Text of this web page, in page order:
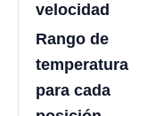
velocidad
Rango de
temperatura
para cada